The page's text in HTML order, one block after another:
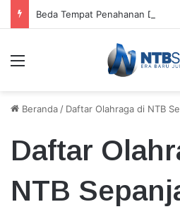
Menu
Beranda / Daftar Olahraga di NTB
Daftar
NTB